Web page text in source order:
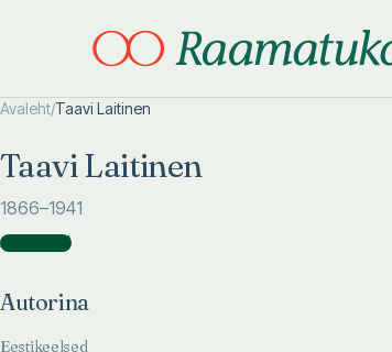
Avaleht/Taavi Laitinen
Taavi Laitinen
1866–1941
Autorina )
Autorina
Eestikeelsed